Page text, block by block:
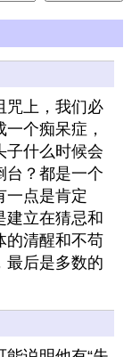
咒上，我们必
个痴呆症，
子什么时候会
台？都是一个
一点是肯定
建立在猜忌和
的清醒和不苟
最后是多数的